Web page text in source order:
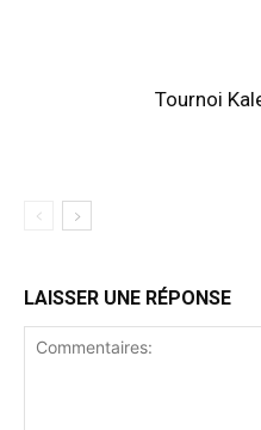
Tournoi
LAISSER UNE RÉPONSE